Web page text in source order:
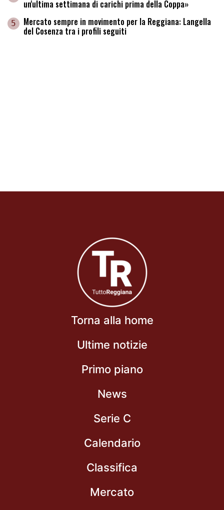
un'ultima settimana di carichi prima della Coppa»
5 Mercato sempre in movimento per la Reggiana: Langella
del Cosenza tra i profili seguiti
Torna alla home
Ultime notizie
Primo piano
News
Serie C
Calendario
Classifica
Mercato